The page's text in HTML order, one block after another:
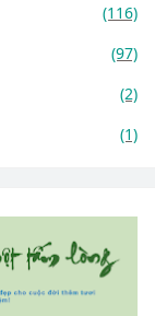
(116)
(97)
(2)
(1)